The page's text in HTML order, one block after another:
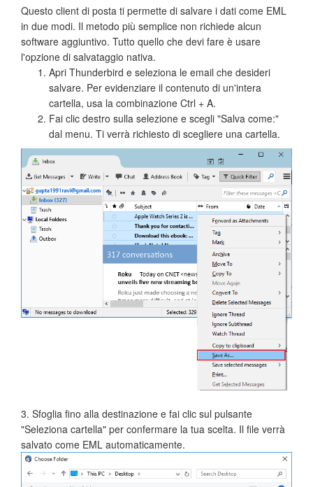
Questo client di posta ti permette di salvare i dati come EML
in due modi. Il metodo più semplice non richiede alcun
software aggiuntivo. Tutto quello che devi fare è usare
l'opzione di salvataggio nativa.
Apri Thunderbird e seleziona le email che desideri
salvare. Per evidenziare il contenuto di un'intera
cartella, usa la combinazione Ctrl + A.
Fai clic destro sulla selezione e scegli "Salva come:"
dal menu. Ti verrà richiesto di scegliere una cartella.
3. Sfoglia fino alla destinazione e fai clic sul pulsante
"Seleziona cartella" per confermare la tua scelta. Il file verrà
salvato come EML automaticamente.